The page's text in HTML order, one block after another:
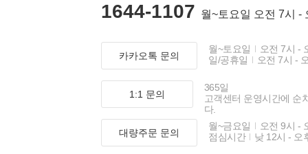
1644-1107 월~토요일 오전 7시 -
카카오톡 문의
월~토요일
오전 7시 -
일/공휴일
오전 7시 -
1:1 문의
365일
고객센터 운영시간에 순
다.
대량주문 문의
월~금요일
오전 9시 -
점심시간
낮 12시 - 오